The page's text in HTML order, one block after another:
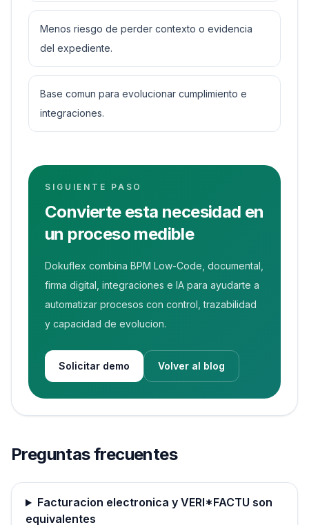
Menos riesgo de perder contexto o evidencia
del expediente.
Base comun para evolucionar cumplimiento e
integraciones.
SIGUIENTE PASO
Convierte esta necesidad en
un proceso medible
Dokuflex combina BPM Low-Code, documental,
firma digital, integraciones e IA para ayudarte a
automatizar procesos con control, trazabilidad
y capacidad de evolucion.
Solicitar demo Volver al blog
Preguntas frecuentes
Facturacion electronica y VERI*FACTU son
equivalentes